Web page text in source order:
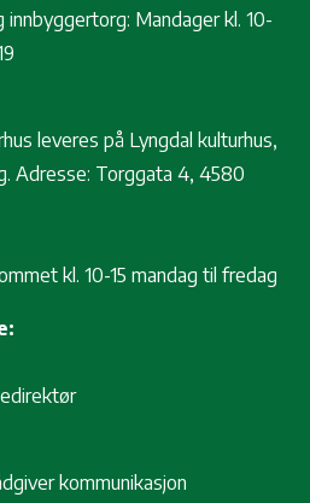
Mandager kl. 10-
leveres på Lyngdal kulturhus,
Adresse: Torggata 4, 4580
kl. 10-15 mandag til fredag
kommunikasjon